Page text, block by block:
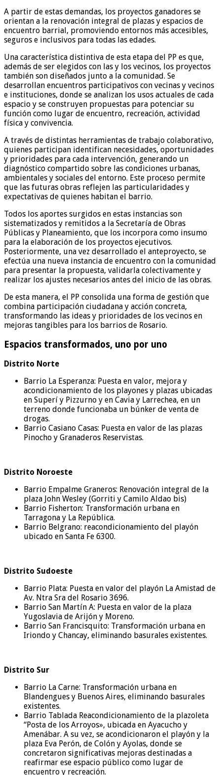
A partir de estas demandas, los proyectos ganadores se
orientan a la renovación integral de plazas y espacios de
encuentro barrial, promoviendo entornos más accesibles,
seguros e inclusivos para todas las edades.
Una característica distintiva de esta etapa del PP es que,
además de ser elegidos con las y los vecinos, los proyectos
también son diseñados junto a la comunidad. Se
desarrollan encuentros participativos con vecinas y vecinos
e instituciones, donde se analizan los usos actuales de cada
espacio y se construyen propuestas para potenciar su
función como lugar de encuentro, recreación, actividad
física y convivencia.
A través de distintas herramientas de trabajo colaborativo,
quienes participan identifican necesidades, oportunidades
y prioridades para cada intervención, generando un
diagnóstico compartido sobre las condiciones urbanas,
ambientales y sociales del entorno. Este proceso permite
que las futuras obras reflejen las particularidades y
expectativas de quienes habitan el barrio.
Todos los aportes surgidos en estas instancias son
sistematizados y remitidos a la Secretaría de Obras
Públicas y Planeamiento, que los incorpora como insumo
para la elaboración de los proyectos ejecutivos.
Posteriormente, una vez desarrollado el anteproyecto, se
efectúa una nueva instancia de encuentro con la comunidad
para presentar la propuesta, validarla colectivamente y
realizar los ajustes necesarios antes del inicio de las obras.
De esta manera, el PP consolida una forma de gestión que
combina participación ciudadana y acción concreta,
transformando las ideas y prioridades de los vecinos en
mejoras tangibles para los barrios de Rosario.
Espacios transformados, uno por uno
Distrito Norte
Barrio La Esperanza: Puesta en valor, mejora y
acondicionamiento de los playones y plazas ubicadas
en Superí y Pizzurno y en Cavia y Larrechea, en un
terreno donde funcionaba un búnker de venta de
drogas.
Barrio Casiano Casas: Puesta en valor de las plazas
Pinocho y Granaderos Reservistas.
Distrito Noroeste
Barrio Empalme Graneros: Renovación integral de la
plaza John Wesley (Gorriti y Camilo Aldao bis)
Barrio Fisherton: Transformación urbana en
Tarragona y La República.
Barrio Belgrano: reacondicionamiento del playón
ubicado en Santa Fe 6300.
Distrito Sudoeste
Barrio Plata: Puesta en valor del playón La Amistad de
Av. Ntra Sra del Rosario 3696.
Barrio San Martín A: Puesta en valor de la plaza
Yugoslavia de Arijón y Moreno.
Barrio San Francisquito: Transformación urbana en
Iriondo y Chancay, eliminando basurales existentes.
Distrito Sur
Barrio La Carne: Transformación urbana en
Blandengues y Buenos Aires, eliminando basurales
existentes.
Barrio Tablada Reacondicionamiento de la plazoleta
“Posta de los Arroyos», ubicada en Ayacucho y
Amenábar. A su vez, se acondicionaron el playón y la
plaza Eva Perón, de Colón y Ayolas, donde se
concretaron significativas mejoras destinadas a
reafirmar ese espacio público como lugar de
encuentro y recreación.